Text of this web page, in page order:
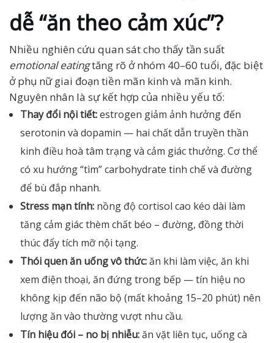
dễ “ăn theo cảm xúc”?
Nhiều nghiên cứu quan sát cho thấy tần suất
emotional eatingtăng rõ ở nhóm 40–60 tuổi, đặc biệt
ở phụ nữ giai đoạn tiền mãn kinh và mãn kinh.
Nguyên nhân là sự kết hợp của nhiều yếu tố:
Thay đổi nội tiết:estrogen giảm ảnh hưởng đến
serotonin và dopamin — hai chất dẫn truyền thần
kinh điều hoà tâm trạng và cảm giác thưởng. Cơ thể
có xu hướng “tìm” carbohydrate tinh chế và đường
để bù đắp nhanh.
Stress mạn tính: nồng độ cortisol cao kéo dài làm
tăng cảm giác thèm chất béo – đường, đồng thời
thúc đẩy tích mỡ nội tạng.
Thói quen ăn uống vô thức:ăn khi làm việc, ăn khi
xem điện thoại, ăn đứng trong bếp — tín hiệu no
không kịp đến não bộ (mất khoảng 15–20 phút) nên
lượng ăn vào thường vượt nhu cầu.
Tín hiệu đói – no bị nhiễu:ăn vặt liên tục, uống cà